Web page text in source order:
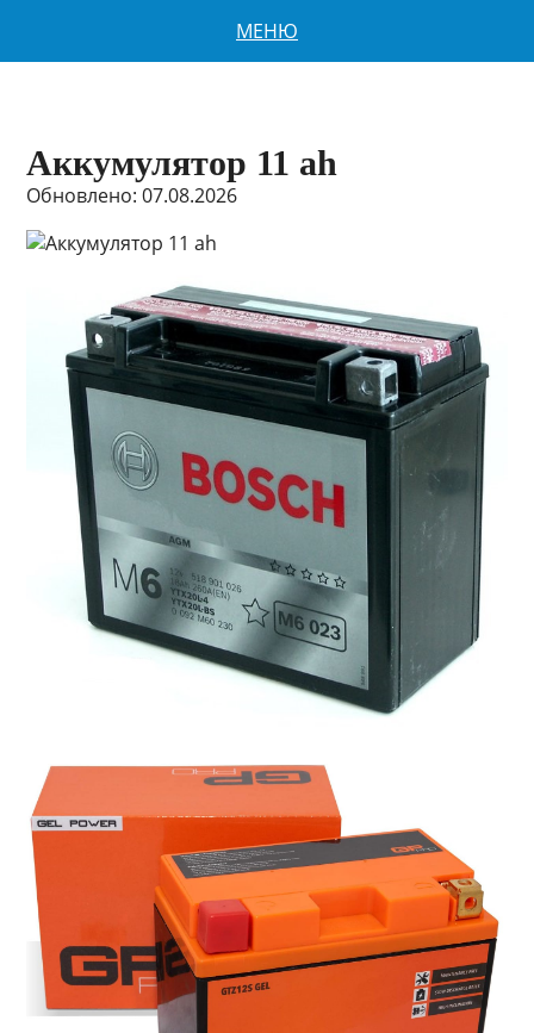
МЕНЮ
Аккумулятор 11 ah
Обновлено: 07.08.2026